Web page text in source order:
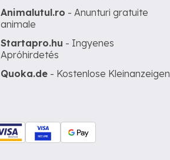
Animalutul.ro - Anunturi gratuite
animale
Startapro.hu - Ingyenes
Apróhirdetés
Quoka.de - Kostenlose Kleinanzeigen